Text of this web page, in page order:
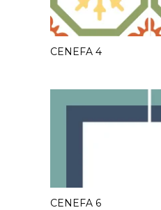
CENEFA 4
CENEFA 6